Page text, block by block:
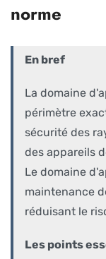
norme
En bref
La domaine
périmètre
sécurité des
des appareils
Le domaine
maintenance
réduisant le
Les points